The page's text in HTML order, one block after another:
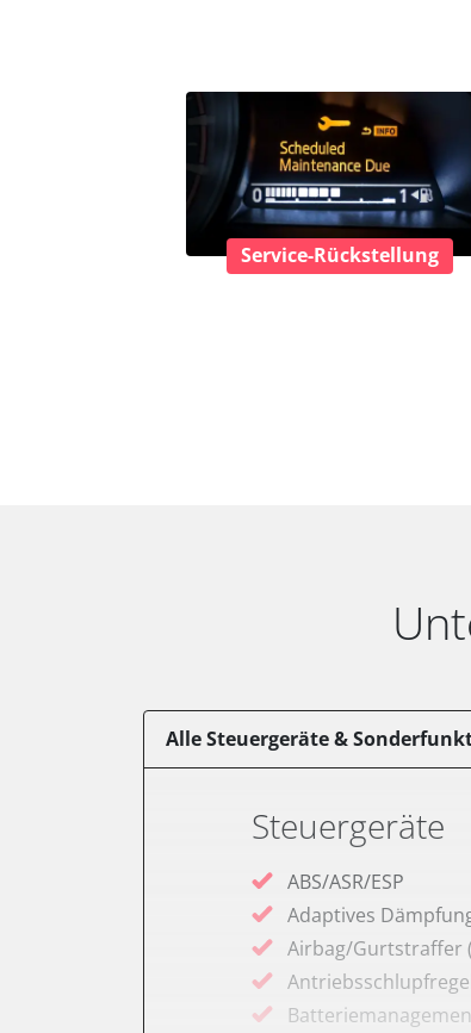
Service-Rückstellung
Alle Steuergeräte &
Steuergeräte
ABS/ASR/ESP
Adaptives
Airbag/Gurtstraffer